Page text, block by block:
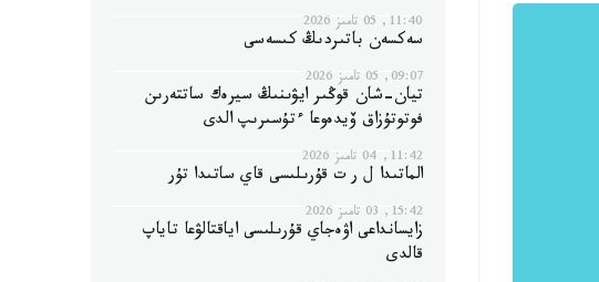
11:40, 05 تامىز 2026
سەكسەن باتىردىڭ كىسەسى
09:07, 05 تامىز 2026
تيان-شان قوڭىر ايۋىنىڭ سيرەك ساتتەرىن
فوتوتۇزاق ۆيدەوعا ءتۇسىرىپ الدى
11:42, 04 تامىز 2026
الماتىدا ل ر ت قۇرىلىسى قاي ساتىدا تۇر
15:42, 03 تامىز 2026
زايسانداعى اۋەجاي قۇرىلىسى اياقتالۋعا تاياپ
قالدى